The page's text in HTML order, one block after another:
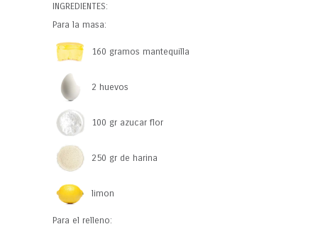
INGREDIENTES:
Para la masa:
160 gramos mantequilla
2 huevos
100 gr azucar flor
250 gr de harina
limon
Para el relleno: